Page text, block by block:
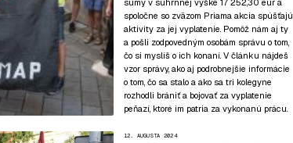
sumy v súhrnnej výške 17 252,30 eur a
spoločne so zväzom Priama akcia spúšťajú
aktivity za jej vyplatenie. Pomôž nám aj ty
a pošli zodpovedným osobám správu o tom,
čo si myslíš o ich konaní. V článku nájdeš
vzor správy, ako aj podrobnejšie informácie
o tom, čo sa stalo a ako sa tri kolegyne
rozhodli brániť a bojovať za vyplatenie
peňazí, ktoré im patria za vykonanú prácu.
12. AUGUSTA 2024